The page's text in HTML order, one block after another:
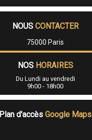
NOUS CONTACTER
75000 Paris
NOS HORAIRES
Du Lundi au vendredi
9h00 - 18h00
Plan d'accèsGoogle Maps